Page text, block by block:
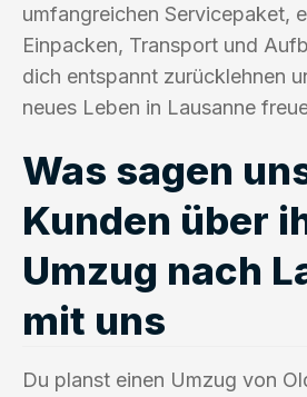
umfangreichen Servicepaket,
Einpacken, Transport und
dich entspannt zurücklehnen
neues Leben in Lausanne
Was sagen
Kunden über
Umzug nach
mit uns
Du planst einen Umzug von